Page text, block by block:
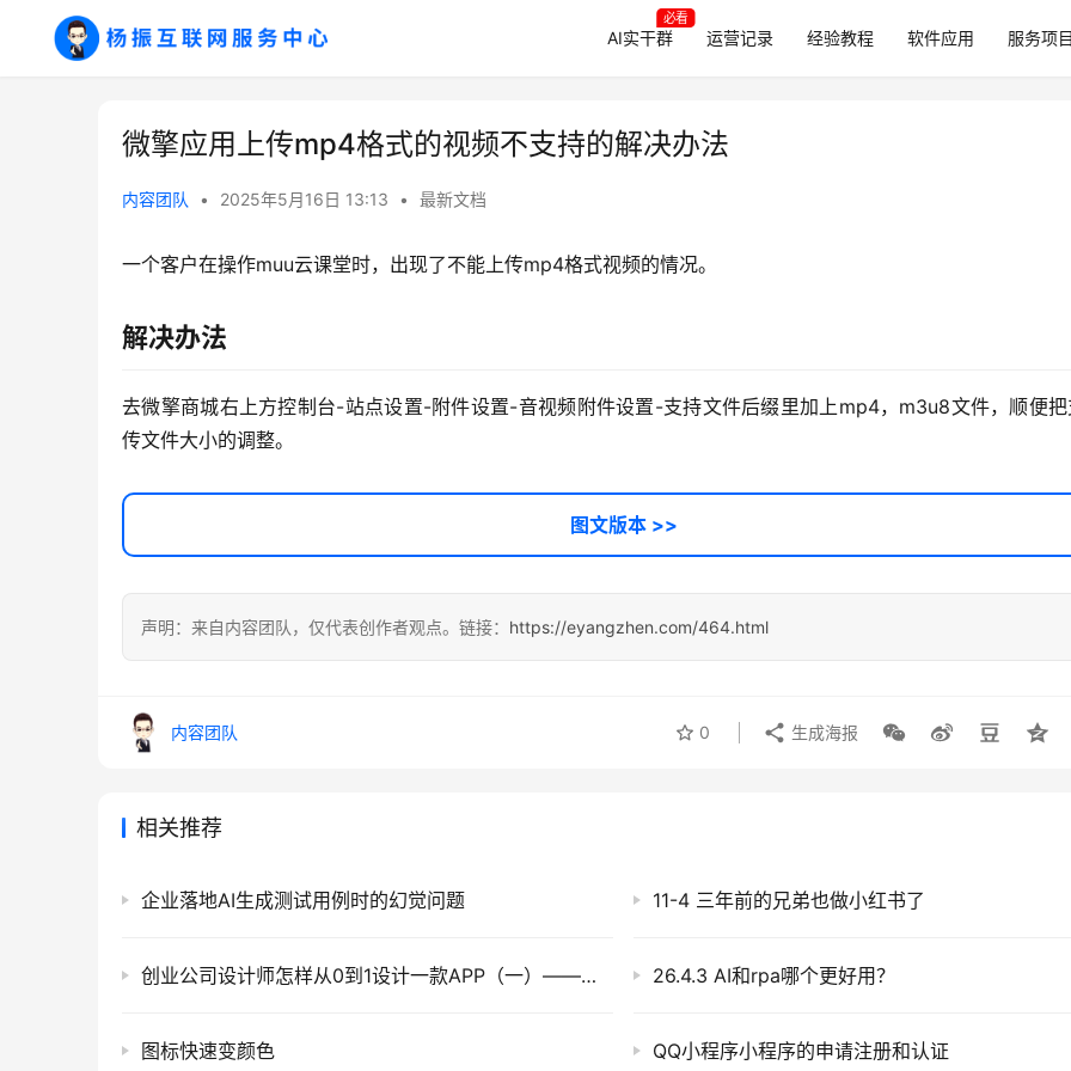
AI实干群
必看
运营记录 经验教程 软件应用 服务项
微擎应用上传mp4格式的视频不支持的解决办法
内容团队 • 2025年5月16日 13:13 • 最新文档
一个客户在操作muu云课堂时，出现了不能上传mp4格式视频的情况。
解决办法
去微擎商城右上方控制台-站点设置-附件设置-音视频附件设置-支持文件后缀里加上mp4，m3u8文件，顺便
传文件大小的调整。
图文版本 >>
声明：来自内容团队，仅代表创作者观点。链接： https://eyangzhen.com/464.html
内容团队 0 生成海报
相关推荐
企业落地AI生成测试用例时的幻觉问题 11-4 三年前的兄弟也做小红书了
创业公司设计师怎样从0到1设计一款APP（一）——概述 26.4.3 AI和rpa哪个更好用？
图标快速变颜色 QQ小程序小程序的申请注册和认证